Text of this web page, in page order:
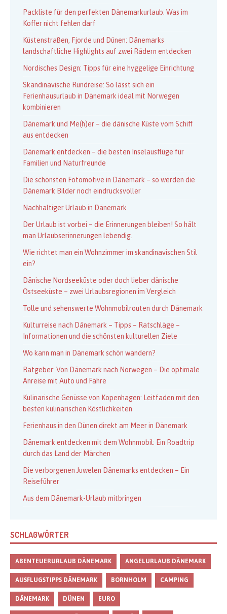
Packliste für den perfekten Dänemarkurlaub: Was im
Koffer nicht fehlen darf
Küstenstraßen, Fjorde und Dünen: Dänemarks
landschaftliche Highlights auf zwei Rädern entdecken
Nordisches Design: Tipps für eine hyggelige Einrichtung
Skandinavische Rundreise: So lässt sich ein
Ferienhausurlaub in Dänemark ideal mit Norwegen
kombinieren
Dänemark und Me(h)er – die dänische Küste vom Schiff
aus entdecken
Dänemark entdecken – die besten Inselausflüge für
Familien und Naturfreunde
Die schönsten Fotomotive in Dänemark – so werden die
Dänemark Bilder noch eindrucksvoller
Nachhaltiger Urlaub in Dänemark
Der Urlaub ist vorbei – die Erinnerungen bleiben! So hält
man Urlaubserinnerungen lebendig.
Wie richtet man ein Wohnzimmer im skandinavischen Stil
ein?
Dänische Nordseeküste oder doch lieber dänische
Ostseeküste – zwei Urlaubsregionen im Vergleich
Tolle und sehenswerte Wohnmobilrouten durch Dänemark
Kulturreise nach Dänemark – Tipps – Ratschläge –
Informationen und die schönsten kulturellen Ziele
Wo kann man in Dänemark schön wandern?
Ratgeber: Von Dänemark nach Norwegen – Die optimale
Anreise mit Auto und Fähre
Kulinarische Genüsse von Kopenhagen: Leitfaden mit den
besten kulinarischen Köstlichkeiten
Ferienhaus in den Dünen direkt am Meer in Dänemark
Dänemark entdecken mit dem Wohnmobil: Ein Roadtrip
durch das Land der Märchen
Die verborgenen Juwelen Dänemarks entdecken – Ein
Reiseführer
Aus dem Dänemark-Urlaub mitbringen
SCHLAGWÖRTER
ABENTEUERURLAUB DÄNEMARK ANGELURLAUB DÄNEMARK
AUSFLUGSTIPPS DÄNEMARK BORNHOLM CAMPING
DÄNEMARK DÜNEN EURO